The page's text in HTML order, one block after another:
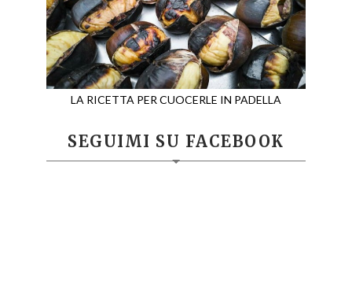
LA RICETTA PER CUOCERLE IN PADELLA
SEGUIMI SU FACEBOOK